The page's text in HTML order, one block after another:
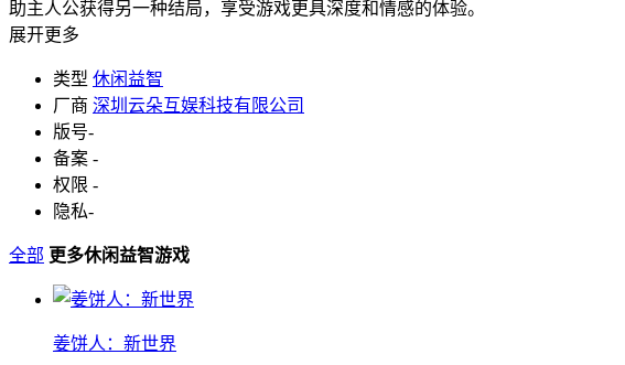
助主人公获得另一种结局，享受游戏更具深度和情感的体验。
展开更多
类型 休闲益智
厂商 深圳云朵互娱科技有限公司
版号-
备案 -
权限 -
隐私-
全部 更多休闲益智游戏
姜饼人：新世界